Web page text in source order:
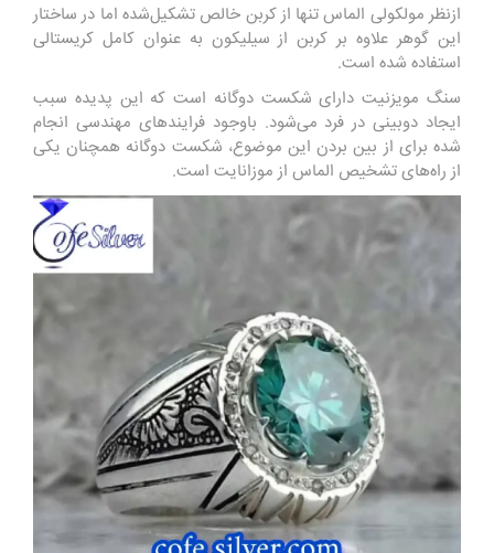
ازنظر مولکولی الماس تنها از کربن خالص تشکیل‌شده اما در ساختار
این گوهر علاوه بر کربن از سیلیکون به‌ عنوان کامل کریستالی
استفاده‌ شده است.
سنگ مویزنیت دارای شکست دوگانه است که این پدیده سبب
ایجاد دوبینی در فرد می‌شود. باوجود فرایندهای مهندسی انجام
شده برای از بین بردن این موضوع، شکست دوگانه همچنان یکی
از راه‌های تشخیص الماس از موزانایت است.